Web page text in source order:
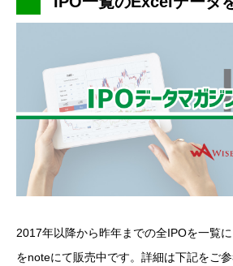
2017年以降から昨年までの全IPOを一覧
をnoteにて販売中です。詳細は下記をご参